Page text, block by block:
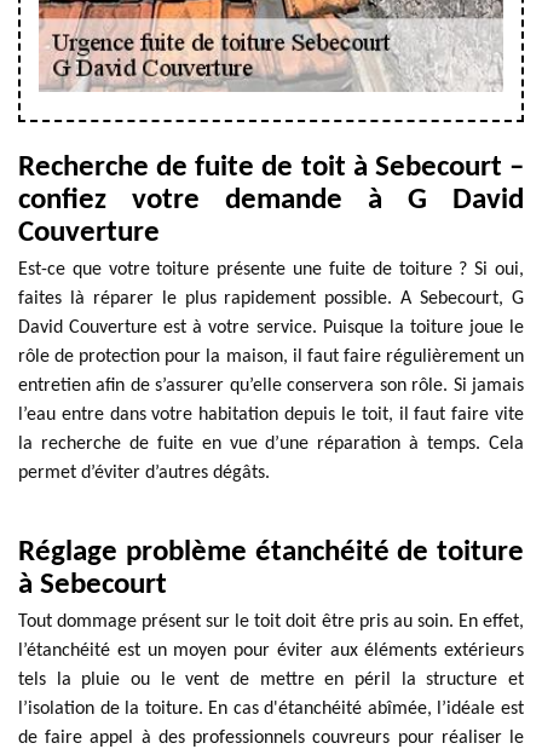
Recherche de fuite de toit à Sebecourt –
confiez votre demande à G David
Couverture
Est-ce que votre toiture présente une fuite de toiture ? Si oui,
faites là réparer le plus rapidement possible. A Sebecourt, G
David Couverture est à votre service. Puisque la toiture joue le
rôle de protection pour la maison, il faut faire régulièrement un
entretien afin de s’assurer qu’elle conservera son rôle. Si jamais
l’eau entre dans votre habitation depuis le toit, il faut faire vite
la recherche de fuite en vue d’une réparation à temps. Cela
permet d’éviter d’autres dégâts.
Réglage problème étanchéité de toiture
à Sebecourt
Tout dommage présent sur le toit doit être pris au soin. En effet,
l’étanchéité est un moyen pour éviter aux éléments extérieurs
tels la pluie ou le vent de mettre en péril la structure et
l’isolation de la toiture. En cas d'étanchéité abîmée, l’idéale est
de faire appel à des professionnels couvreurs pour réaliser le